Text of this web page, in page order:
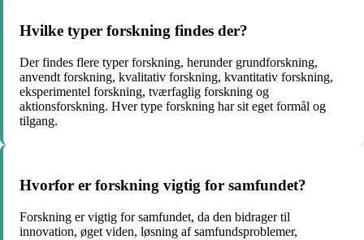
Hvilke typer forskning findes der?
Der findes flere typer forskning, herunder grundforskning,
anvendt forskning, kvalitativ forskning, kvantitativ forskning,
eksperimentel forskning, tværfaglig forskning og
aktionsforskning. Hver type forskning har sit eget formål og
tilgang.
Hvorfor er forskning vigtig for samfundet?
Forskning er vigtig for samfundet, da den bidrager til
innovation, øget viden, løsning af samfundsproblemer,